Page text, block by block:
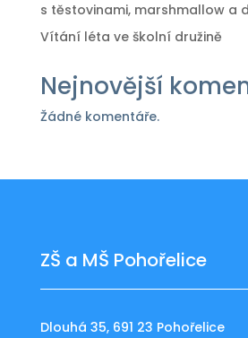
s těstovinami, marshmallow a
Vítání léta ve školní družině
Nejnovější
Žádné komentáře.
ZŠ a MŠ Pohořelice
Dlouhá 35, 691 23 Pohořelice